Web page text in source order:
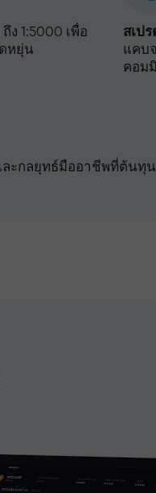
ถึง 1:5000 เพื่อ
หยุ่น
สเป
แคบ
คอม
ละกลยุทธ์มืออาชีพที่ต้นทุ